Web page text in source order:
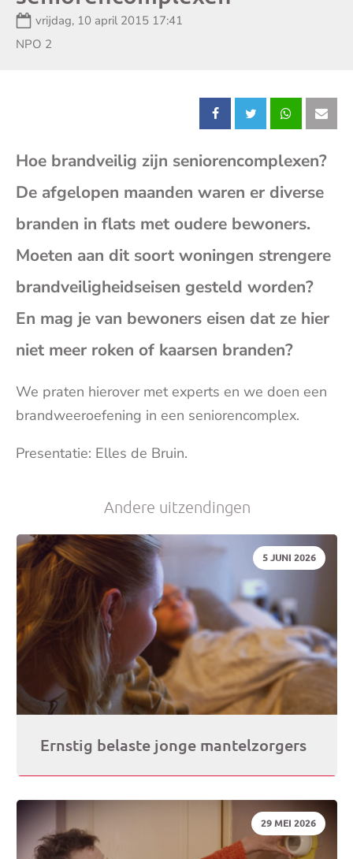
Datum:
vrijdag, 10 april 2015 17:41
Zender:
NPO 2
Deel
dit
bericht
op
Facebook
Deel
dit
bericht
op
X
Deel
dit
bericht
op op
Hoe brandveilig zijn seniorencomplexen?
De afgelopen maanden waren er diverse
branden in flats met oudere bewoners.
Moeten aan dit soort woningen strengere
brandveiligheidseisen gesteld worden?
En mag je van bewoners eisen dat ze hier
niet meer roken of kaarsen branden?
We praten hierover met experts en we doen een
brandweeroefening in een seniorencomplex.
Presentatie: Elles de Bruin.
Andere uitzendingen
DATUM:
5 JUNI 2026
Ernstig belaste jonge mantelzorgers
DATUM:
29 MEI 2026